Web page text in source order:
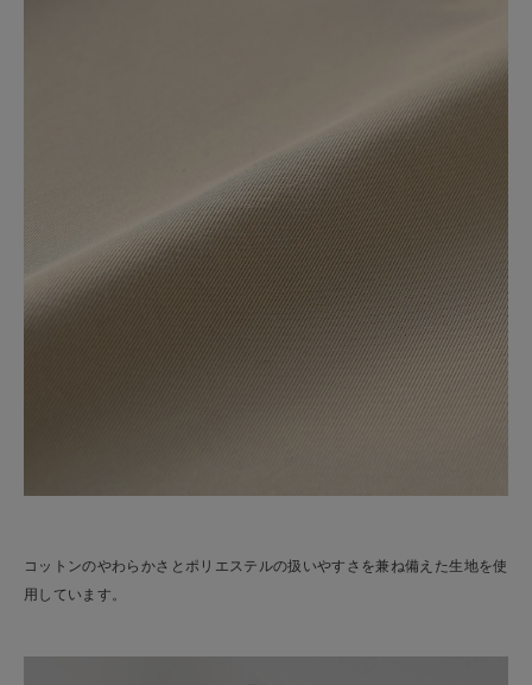
コットンのやわらかさとポリエステルの扱いやすさを兼ね備えた生地を使
用しています。